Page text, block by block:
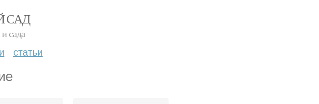
САД
сада
статьи